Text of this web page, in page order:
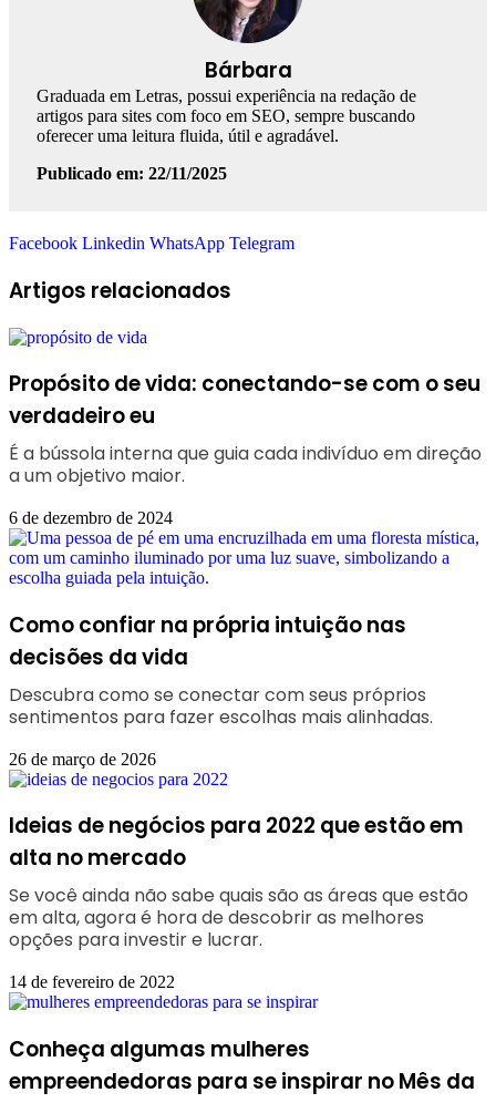
Bárbara
Graduada em Letras, possui experiência na redação de
artigos para sites com foco em SEO, sempre buscando
oferecer uma leitura fluida, útil e agradável.
Publicado em: 22/11/2025
Facebook Linkedin WhatsApp Telegram
Artigos relacionados
Propósito de vida: conectando-se com o seu
verdadeiro eu
É a bússola interna que guia cada indivíduo em direção
a um objetivo maior.
6 de dezembro de 2024
Como confiar na própria intuição nas
decisões da vida
Descubra como se conectar com seus próprios
sentimentos para fazer escolhas mais alinhadas.
26 de março de 2026
Ideias de negócios para 2022 que estão em
alta no mercado
Se você ainda não sabe quais são as áreas que estão
em alta, agora é hora de descobrir as melhores
opções para investir e lucrar.
14 de fevereiro de 2022
Conheça algumas mulheres
empreendedoras para se inspirar no Mês da